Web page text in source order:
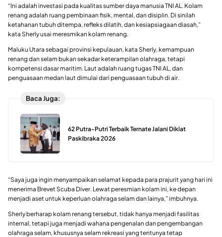
“Ini adalah investasi pada kualitas sumber daya manusia TNI AL. Kolam
renang adalah ruang pembinaan fisik, mental, dan disiplin. Di sinilah
ketahanan tubuh ditempa, refleks dilatih, dan kesiapsiagaan diasah,”
kata Sherly usai meresmikan kolam renang.
Maluku Utara sebagai provinsi kepulauan, kata Sherly, kemampuan
renang dan selam bukan sekadar keterampilan olahraga, tetapi
kompetensi dasar maritim. Laut adalah ruang tugas TNI AL, dan
penguasaan medan laut dimulai dari penguasaan tubuh di air.
Baca Juga:
62 Putra-Putri Terbaik Ternate Jalani Diklat
Paskibraka 2026
“Saya juga ingin menyampaikan selamat kepada para prajurit yang hari ini
menerima Brevet Scuba Diver. Lewat peresmian kolam ini, ke depan
menjadi aset untuk keperluan olahraga selam dan lainya,” imbuhnya.
Sherly berharap kolam renang tersebut, tidak hanya menjadi fasilitas
internal, tetapi juga menjadi wahana pengenalan dan pengembangan
olahraga selam, khususnya selam rekreasi yang tentunya tetap